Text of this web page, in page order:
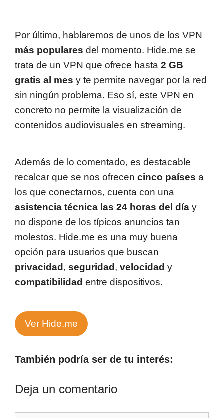
Por último, hablaremos de unos de los VPN
más populares del momento. Hide.me se
trata de un VPN que ofrece hasta 2 GB
gratis al mes y te permite navegar por la red
sin ningún problema. Eso sí, este VPN en
concreto no permite la visualización de
contenidos audiovisuales en streaming.
Además de lo comentado, es destacable
recalcar que se nos ofrecen cinco países a
los que conectarnos, cuenta con una
asistencia técnica las 24 horas del día y
no dispone de los típicos anuncios tan
molestos. Hide.me es una muy buena
opción para usuarios que buscan
privacidad, seguridad, velocidad y
compatibilidad entre dispositivos.
Ver Hide.me
También podría ser de tu interés:
Deja un comentario